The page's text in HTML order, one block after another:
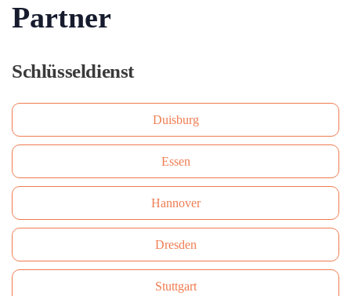
Partner
Schlüsseldienst
Duisburg
Essen
Hannover
Dresden
Stuttgart